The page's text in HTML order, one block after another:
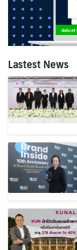
Lastest News